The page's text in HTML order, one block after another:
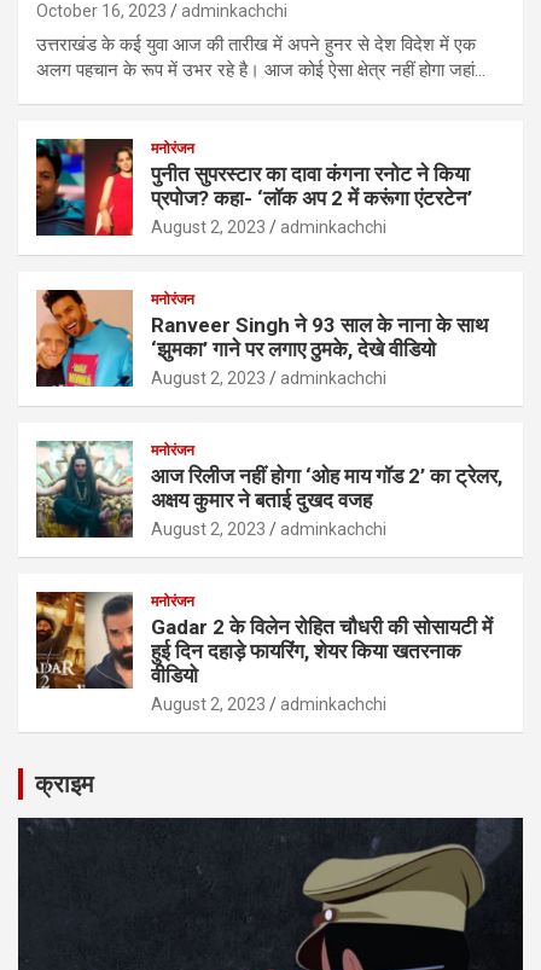
October 16, 2023 adminkachchi
उत्तराखंड के कई युवा आज की तारीख में अपने हुनर से देश विदेश में एक
अलग पहचान के रूप में उभर रहे है। आज कोई ऐसा क्षेत्र नहीं होगा जहां…
मनोरंजन
पुनीत सुपरस्टार का दावा कंगना रनोट ने किया
प्रपोज? कहा- ‘लॉक अप 2 में करूंगा एंटरटेन’
August 2, 2023 adminkachchi
मनोरंजन
Ranveer Singh ने 93 साल के नाना के साथ
‘झुमका’ गाने पर लगाए ठुमके, देखे वीडियो
August 2, 2023 adminkachchi
मनोरंजन
आज रिलीज नहीं होगा ‘ओह माय गॉड 2’ का ट्रेलर,
अक्षय कुमार ने बताई दुखद वजह
August 2, 2023 adminkachchi
मनोरंजन
Gadar 2 के विलेन रोहित चौधरी की सोसायटी में
हुई दिन दहाड़े फायरिंग, शेयर किया खतरनाक
वीडियो
August 2, 2023 adminkachchi
क्राइम